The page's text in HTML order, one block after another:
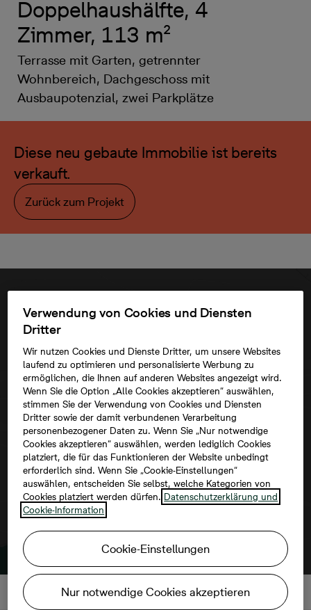
Doppelhaushälfte, 4
Zimmer, 113 m²
Terrasse mit Garten, getrennter
Wohnbereich, Dachgeschoss mit
Ausbaupotenzial, zwei Parkplätze
Diese neu gebaute Immobilie ist bereits
verkauft.
Zurück zum Projekt
Um diese Karte ansehen zu können,
aktivieren Sie bitte die Dienste Dritter in
den Cookie-Einstellungen.
Verwendung von Cookies und Diensten
Dritter
Wir nutzen Cookies und Dienste Dritter, um unsere Websites
laufend zu optimieren und personalisierte Werbung zu
ermöglichen, die Ihnen auf anderen Websites angezeigt wird.
Wenn Sie die Option „Alle Cookies akzeptieren“ auswählen,
stimmen Sie der Verwendung von Cookies und Diensten
Dritter sowie der damit verbundenen Verarbeitung
personenbezogener Daten zu. Wenn Sie „Nur notwendige
Cookies akzeptieren“ auswählen, werden lediglich Cookies
platziert, die für das Funktionieren der Website unbedingt
erforderlich sind. Wenn Sie „Cookie-Einstellungen“
auswählen, entscheiden Sie selbst, welche Kategorien von
Cookies platziert werden dürfen. Datenschutzerklärung und
Cookie-Information
Cookie-Einstellungen
Nur notwendige Cookies akzeptieren